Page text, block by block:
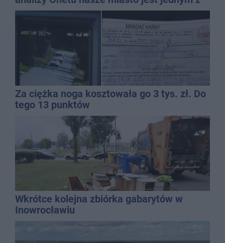
najbardziej narażonych na upały
Za ciężka noga kosztowała go 3 tys. zł. Do
tego 13 punktów
Wkrótce kolejna zbiórka gabarytów w
Inowrocławiu